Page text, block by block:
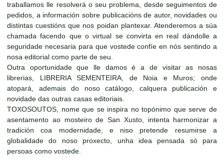
traballamos lle resolverá o seu problema, desde seguimentos de
pedidos, a información sobre publicacións de autor, novidades ou
distintas cuestións que nos poidan plantexar. Atenderemos a súa
chamada facendo que o virtual se convirta en real dándolle a
seguridade necesaria para que vostede confíe en nós sentindo a
nosa editorial como parte de seu.
Outra oportunidade que lle damos é a de visitar as nosas
librerias, LIBRERIA SEMENTEIRA, de Noia e Muros; onde
atopará, ademais do noso catálogo, calquera publicación e
novidade das outras casas editoriais.
TOXOSOUTOS, nome que se inspira no topónimo que serve de
asentamento ao mosteiro de San Xusto, intenta harmonizar a
tradición coa modernidade, e niso pretende resumirse a
globalidade do noso proxecto, unha idea pensada só para
persoas como vostede.